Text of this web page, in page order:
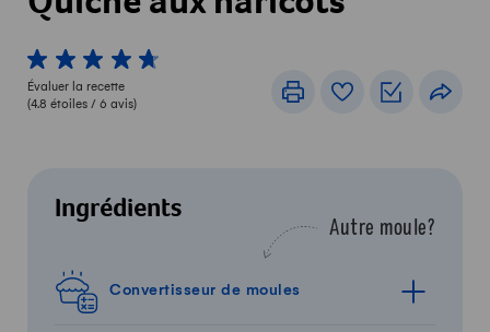
1 von 5 étoiles
2 von 5 étoiles
3 von 5 étoiles
4 von 5 étoiles
5 von 5 étoiles
Évaluer la recette
(4.8 étoiles / 6 avis)
ImprimerLivre de recettes
Listes de
Ingrédients
Autre moule?
Convertisseur de moules